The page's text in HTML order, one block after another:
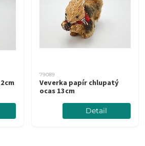
79089
Veverka papír chlupatý
ocas 13cm
Detail